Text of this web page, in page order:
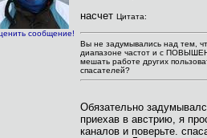
сообщение!
насчет Цитата:
Вы не задумывались над тем,
диапазоне частот и с
мешать работе других
спасателей?
Обязательно
приехав в австрию, я
каналов и поверьте.